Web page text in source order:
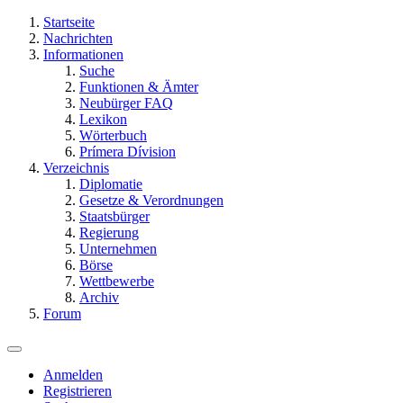
Startseite
Nachrichten
Informationen
Suche
Funktionen & Ämter
Neubürger FAQ
Lexikon
Wörterbuch
Prímera Dívision
Verzeichnis
Diplomatie
Gesetze & Verordnungen
Staatsbürger
Regierung
Unternehmen
Börse
Wettbewerbe
Archiv
Forum
Anmelden
Registrieren